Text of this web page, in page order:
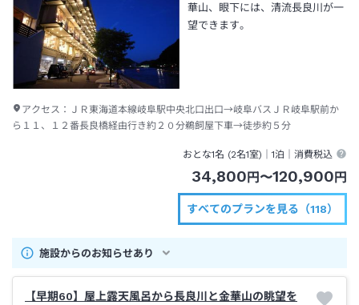
華山、眼下には、清流長良川が一
望できます。
アクセス： ＪＲ東海道本線岐阜駅中央北口出口→岐阜バスＪＲ岐阜駅前か
ら１１、１２番長良橋経由行き約２０分鵜飼屋下車→徒歩約５分
おとな1名 (2名1室)｜1泊 ｜消費税込
34,800 円 〜120,900 円
すべてのプランを見る（118）
施設からのお知らせあり
【早期60】屋上露天風呂から長良川と金華山の眺望を